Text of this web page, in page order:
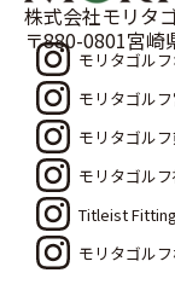
株式会社モリタ
〒880-0801宮
モリタゴル
モリタゴル
モリタゴル
モリタゴル
Titleist
モリタゴル